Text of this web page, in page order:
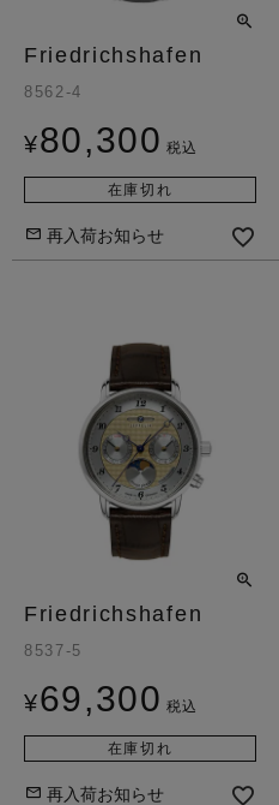
Friedrichshafen
8562-4
¥80,300 税込
在庫切れ
再入荷お知らせ
Friedrichshafen
8537-5
¥69,300 税込
在庫切れ
再入荷お知らせ